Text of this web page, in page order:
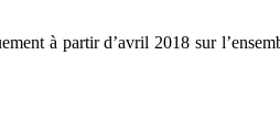
à partir d’avril 2018 sur